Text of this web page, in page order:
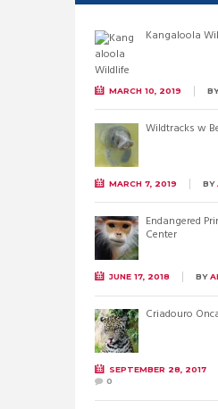
Kangaloola
MARCH 10, 2019
Wildtracks w
MARCH 7, 2019 BY
Endangered
Center
JUNE 17, 2018 BY
Criadouro
SEPTEMBER 28, 2017
0